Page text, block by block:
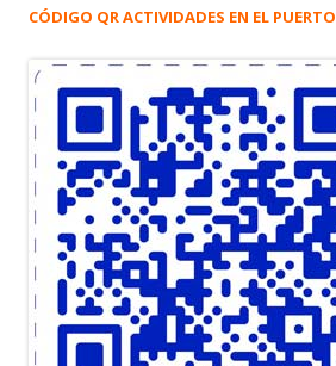
CÓDIGO QR ACTIVIDADES EN EL PUERTO